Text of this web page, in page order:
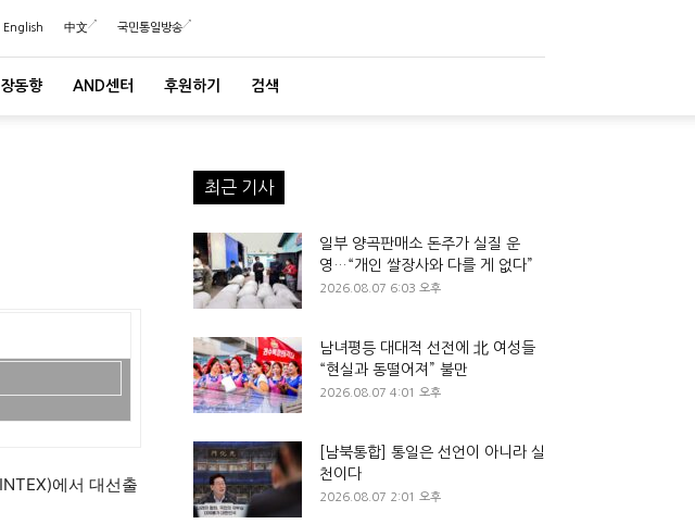
English 中文 국민통일방송
동향 AND센터 후원하기 검색
에서 대선출
최근 기사
일부 양곡판매소 돈주가 실질 운
영…“개인 쌀장사와 다를 게 없다”
2026.08.07 6:03 오후
남녀평등 대대적 선전에 北 여성들
“현실과 동떨어져” 불만
2026.08.07 4:01 오후
[남북통합] 통일은 선언이 아니라 실
천이다
2026.08.07 2:01 오후